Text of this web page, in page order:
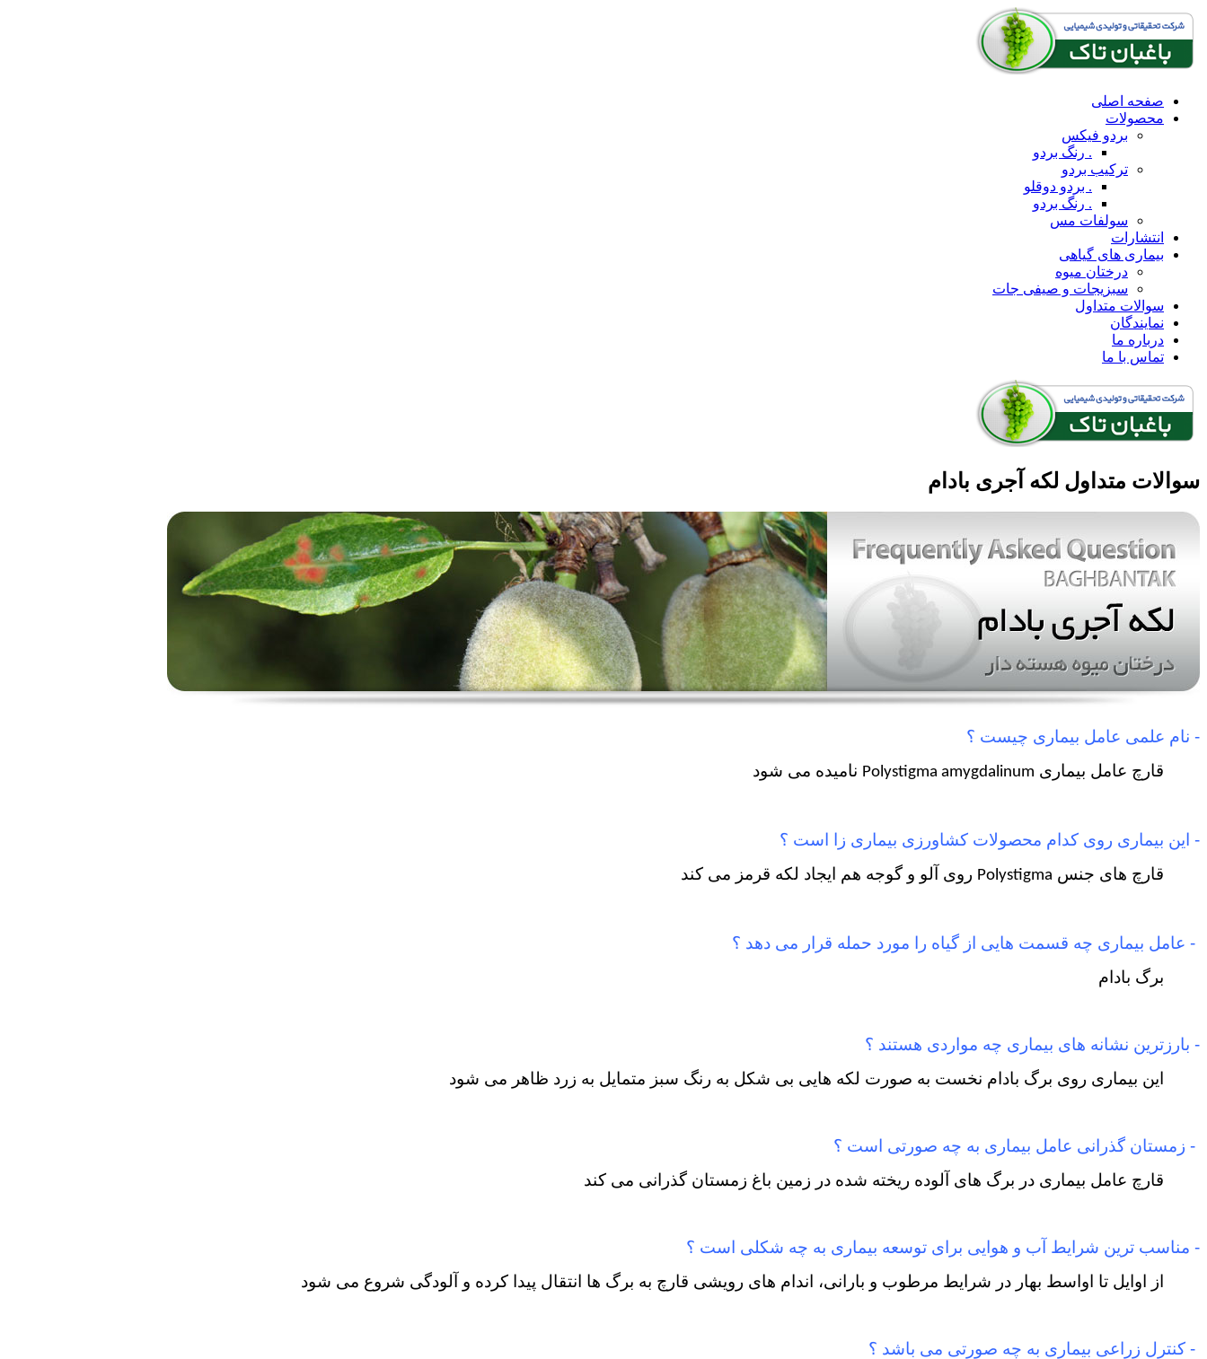
صفحه اصلی
محصولات
بردو فیکس
. رنگ بردو
ترکیب بردو
. بردو دوقلو
. رنگ بردو
سولفات مس
انتشارات
بیماری های گیاهی
درختان میوه
سبزیجات و صیفی جات
سوالات متداول
نمایندگان
درباره ما
تماس با ما
سوالات متداول لکه آجری بادام
- نام علمی عامل بیماری چیست ؟
قارچ عامل بیماری Polystigma amygdalinum نامیده می شود
- این بیماری روی کدام محصولات کشاورزی بیماری زا است ؟
قارچ های جنس Polystigma روی آلو و گوجه هم ایجاد لکه قرمز می کند
- عامل بیماری چه قسمت هایی از گیاه را مورد حمله قرار می دهد ؟
برگ بادام
- بارزترین نشانه های بیماری چه مواردی هستند ؟
این بیماری روی برگ بادام نخست به صورت لکه هایی بی شکل به رنگ سبز متمایل به زرد ظاهر می شود
- زمستان گذرانی عامل بیماری به چه صورتی است ؟
قارچ عامل بیماری در برگ های آلوده ریخته شده در زمین باغ زمستان گذرانی می کند
- مناسب ترین شرایط آب و هوایی برای توسعه بیماری به چه شکلی است ؟
از اوایل تا اواسط بهار در شرایط مرطوب و بارانی، اندام های رویشی قارچ به برگ ها انتقال پیدا کرده و آلودگی شروع می شود
- کنترل زراعی بیماری به چه صورتی می باشد ؟